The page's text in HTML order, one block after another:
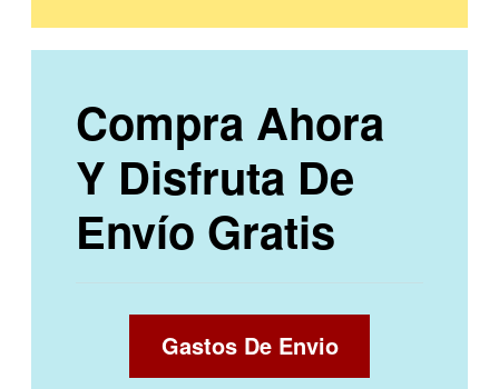
Compra Ahora
Y Disfruta De
Envío Gratis
Gastos De Envio